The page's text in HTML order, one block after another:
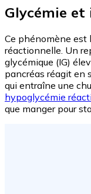
Glycémie et
Ce phénomène est
réactionnelle. Un
glycémique (IG)
pancréas réagit en
qui entraîne une
hypoglycémie
que manger pour